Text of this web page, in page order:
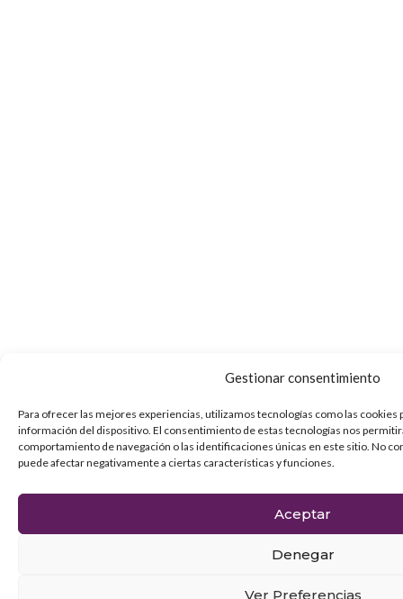
Gestionar consentimiento
Para ofrecer las mejores experiencias, utilizamos tecnologías como las cookies
información del dispositivo. El consentimiento de estas tecnologías nos
comportamiento de navegación o las identificaciones únicas en este sitio. No
puede afectar negativamente a ciertas características y funciones.
Aceptar
Denegar
Ver Preferencias